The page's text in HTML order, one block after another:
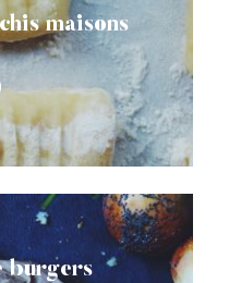
maisons
burgers